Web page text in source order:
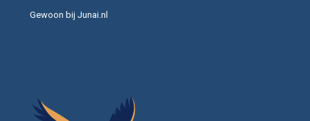
Gewoon bij Junai.nl